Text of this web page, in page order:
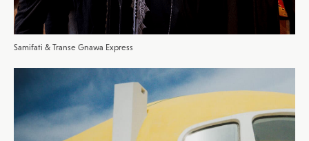
Samifati & Transe Gnawa Express